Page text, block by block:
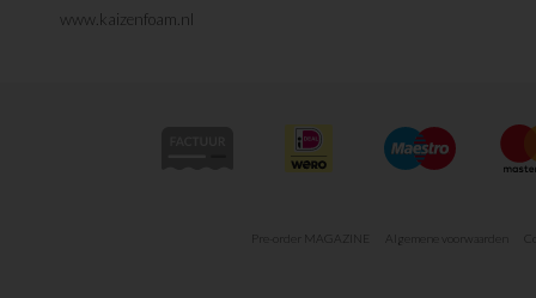
www.kaizenfoam.nl
Pre-order MAGAZINE Algemene voorwaarden